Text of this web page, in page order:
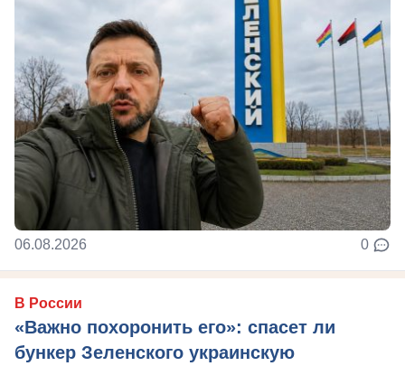
06.08.2026 0
В России
«Важно похоронить его»: спасет ли
бункер Зеленского украинскую